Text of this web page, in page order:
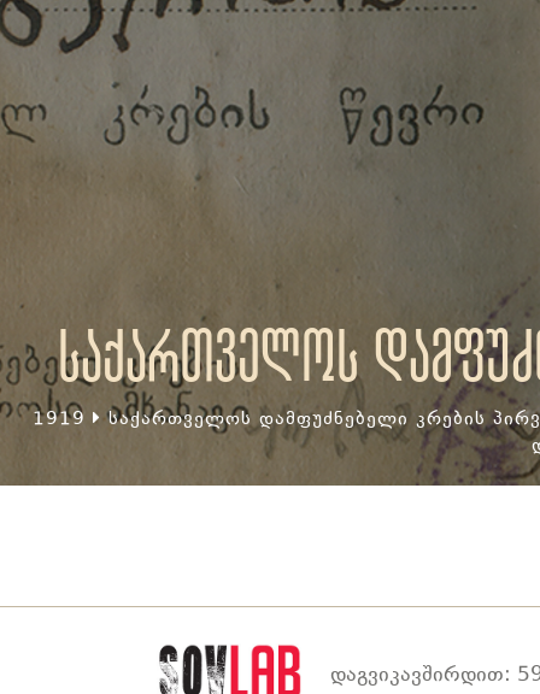
საქართველოს
1919
საქართველოს დამფუძნებელი კრების
დაგვიკავშირდით: